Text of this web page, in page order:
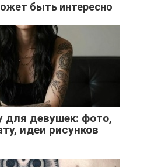
быть интересно
для девушек: фото,
идеи рисунков